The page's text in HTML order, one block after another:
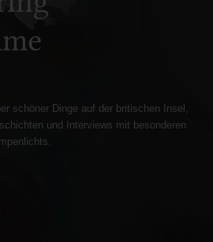
schöner Dinge auf der britischen Insel,
und Interviews mit besonderen